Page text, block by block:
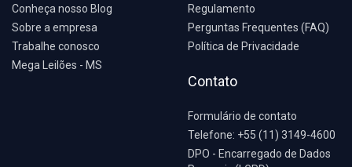
Conheça nosso Blog
Sobre a empresa
Trabalhe conosco
Mega Leilões - MS
Regulamento
Perguntas Frequentes (FAQ)
Política de Privacidade
Contato
Formulário de contato
Telefone: +55 (11) 3149-4600
DPO - Encarregado de Dados